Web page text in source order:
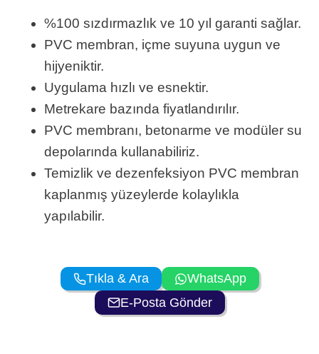
%100 sızdırmazlık ve 10 yıl garanti sağlar.
PVC membran, içme suyuna uygun ve
hijyeniktir.
Uygulama hızlı ve esnektir.
Metrekare bazında fiyatlandırılır.
PVC membranı, betonarme ve modüler su
depolarında kullanabiliriz.
Temizlik ve dezenfeksiyon PVC membran
kaplanmış yüzeylerde kolaylıkla
yapılabilir.
Tıkla & Ara
WhatsApp
E-Posta Gönder